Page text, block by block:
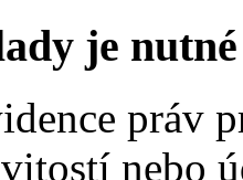
je
práv
nebo